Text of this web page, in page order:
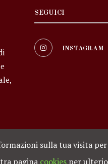
SEGUICI
INSTAGRAM
sulla tua visita
pagina cookies per